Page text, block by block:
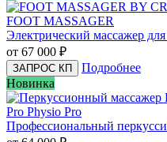
FOOT MASSAGER
Электрический массажер
от 67 000 ₽
ЗАПРОС КП
Подробнее
Новинка
Pro Physio Pro
Профессиональный